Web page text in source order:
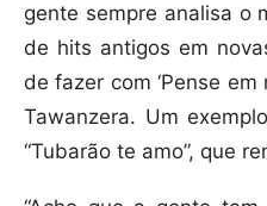
gente sempre analisa o
de hits antigos em
de fazer com ‘Pense
Tawanzera. Um
“Tubarão te amo”, que